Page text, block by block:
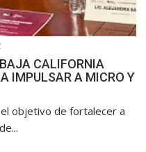
CALIFORNIA
IMPULSAR A MICRO Y
objetivo de fortalecer a